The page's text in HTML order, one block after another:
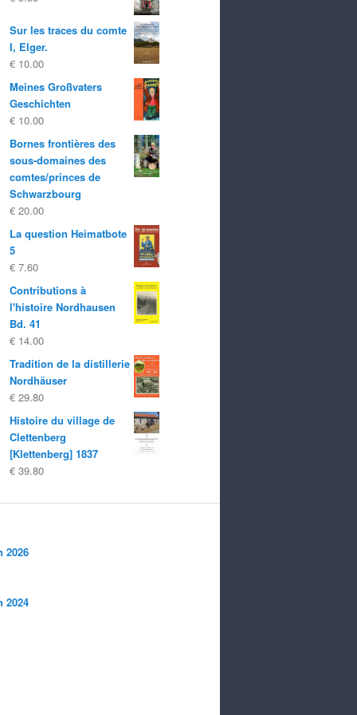
Sur les traces du comte
I, Elger.
€ 10.00
Meines Großvaters
Geschichten
€ 10.00
Bornes frontières des
sous-domaines des
comtes/princes de
Schwarzbourg
€ 20.00
La question Heimatbote
5
€ 7.60
Contributions à
l'histoire Nordhausen
Bd. 41
€ 14.00
Tradition de la distillerie
Nordhäuser
€ 29.80
Histoire du village de
Clettenberg
[Klettenberg] 1837
€ 39.80
2026
2024